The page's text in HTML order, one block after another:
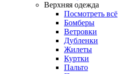
Верхняя одежда
Посмотреть всё
Бомберы
Ветровки
Дубленки
Жилеты
Куртки
Пальто